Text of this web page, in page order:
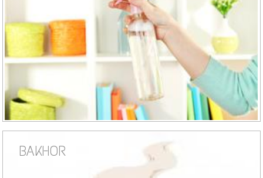
BAKHOR